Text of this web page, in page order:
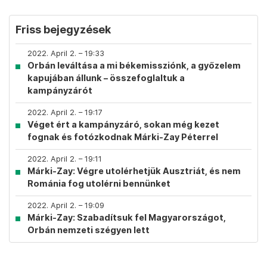
Friss bejegyzések
2022. April 2. – 19:33
Orbán leváltása a mi békemissziónk, a győzelem
kapujában állunk – összefoglaltuk a
kampányzárót
2022. April 2. – 19:17
Véget ért a kampányzáró, sokan még kezet
fognak és fotózkodnak Márki-Zay Péterrel
2022. April 2. – 19:11
Márki-Zay: Végre utolérhetjük Ausztriát, és nem
Románia fog utolérni bennünket
2022. April 2. – 19:09
Márki-Zay: Szabadítsuk fel Magyarországot,
Orbán nemzeti szégyen lett